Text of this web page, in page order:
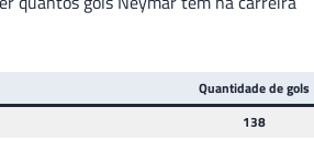
Quantidade de gols
138